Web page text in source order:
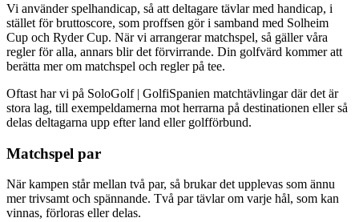
Vi använder spelhandicap, så att deltagare tävlar med handicap, i
stället för bruttoscore, som proffsen gör i samband med Solheim
Cup och Ryder Cup. När vi arrangerar matchspel, så gäller våra
regler för alla, annars blir det förvirrande. Din golfvärd kommer att
berätta mer om matchspel och regler på tee.
Oftast har vi på SoloGolf | GolfiSpanien matchtävlingar där det är
stora lag, till exempeldamerna mot herrarna på destinationen eller så
delas deltagarna upp efter land eller golfförbund.
Matchspel par
När kampen står mellan två par, så brukar det upplevas som ännu
mer trivsamt och spännande. Två par tävlar om varje hål, som kan
vinnas, förloras eller delas.